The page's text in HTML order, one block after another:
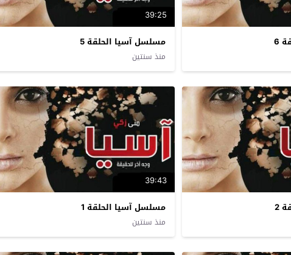
6
39:25
مسلسل آسيا الحلقة 5
منذ سنتين
2
39:43
مسلسل آسيا الحلقة 1
منذ سنتين